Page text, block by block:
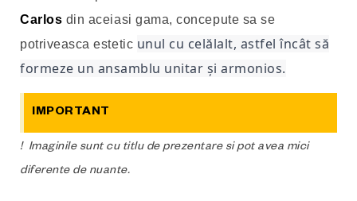
Carlos din aceiasi gama, concepute sa se
potriveasca estetic unul cu celălalt, astfel încât să
formeze un ansamblu unitar și armonios.
IMPORTANT
! Imaginile sunt cu titlu de prezentare si pot avea mici
diferente de nuante.